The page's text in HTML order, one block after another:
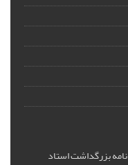
بزرگداشت استاد